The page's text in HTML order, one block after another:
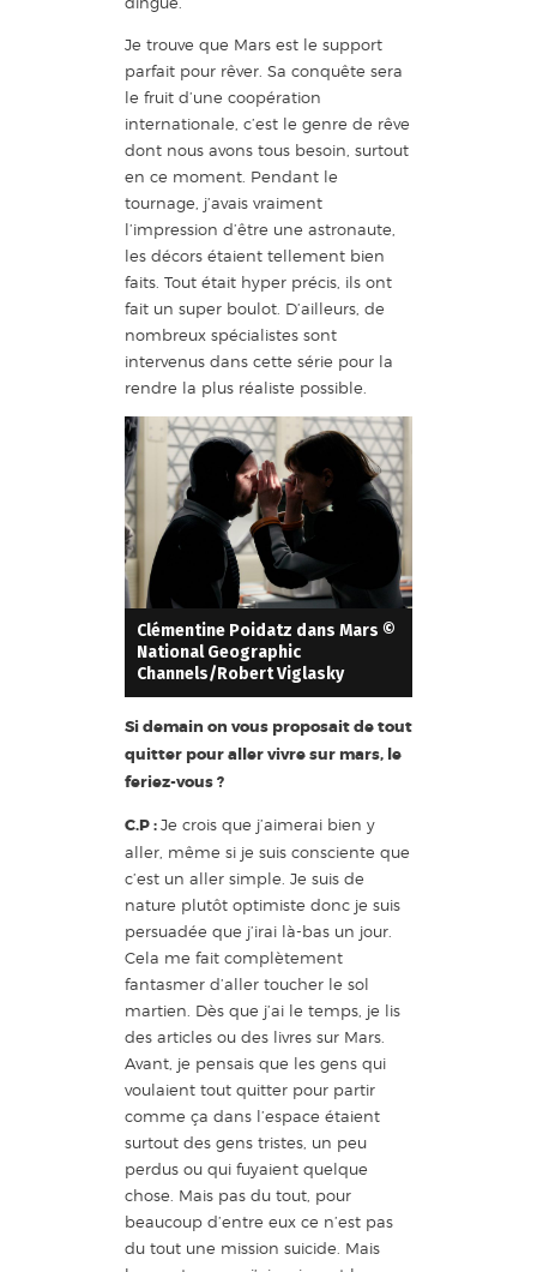
Je trouve que Mars est le support
parfait pour rêver. Sa conquête sera
le fruit d’une coopération
internationale, c’est le genre de rêve
dont nous avons tous besoin, surtout
en ce moment. Pendant le
tournage, j’avais vraiment
l’impression d’être une astronaute,
les décors étaient tellement bien
faits. Tout était hyper précis, ils ont
fait un super boulot. D’ailleurs, de
nombreux spécialistes sont
intervenus dans cette série pour la
rendre la plus réaliste possible.
Clémentine Poidatz dans Mars ©
National Geographic
Channels/Robert Viglasky
Si demain on vous proposait de tout
quitter pour aller vivre sur mars, le
feriez-vous ?
C.P :Je crois que j’aimerai bien y
aller, même si je suis consciente que
c’est un aller simple. Je suis de
nature plutôt optimiste donc je suis
persuadée que j’irai là-bas un jour.
Cela me fait complètement
fantasmer d’aller toucher le sol
martien. Dès que j’ai le temps, je lis
des articles ou des livres sur Mars.
Avant, je pensais que les gens qui
voulaient tout quitter pour partir
comme ça dans l’espace étaient
surtout des gens tristes, un peu
perdus ou qui fuyaient quelque
chose. Mais pas du tout, pour
beaucoup d’entre eux ce n’est pas
du tout une mission suicide. Mais